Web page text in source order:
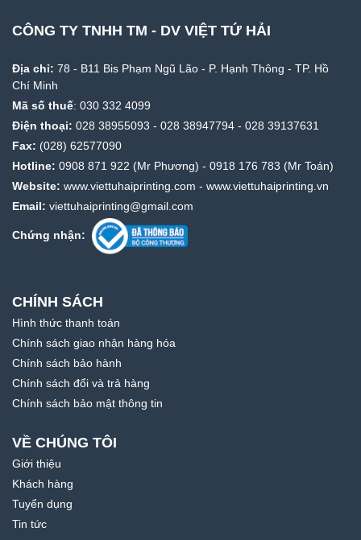
CÔNG TY TNHH TM - DV VIỆT TỨ HẢI
Địa chỉ: 78 - B11 Bis Phạm Ngũ Lão - P. Hạnh Thông - TP. Hồ
Chí Minh
Mã số thuế: 030 332 4099
Điện thoại: 028 38955093 - 028 38947794 - 028 39137631
Fax: (028) 62577090
Hotline: 0908 871 922 (Mr Phương) - 0918 176 783 (Mr Toán)
Website: www.viettuhaiprinting.com - www.viettuhaiprinting.vn
Email: viettuhaiprinting@gmail.com
Chứng nhận:
CHÍNH SÁCH
Hình thức thanh toán
Chính sách giao nhận hàng hóa
Chính sách bảo hành
Chính sách đổi và trả hàng
Chính sách bảo mật thông tin
VỀ CHÚNG TÔI
Giới thiệu
Khách hàng
Tuyển dụng
Tin tức